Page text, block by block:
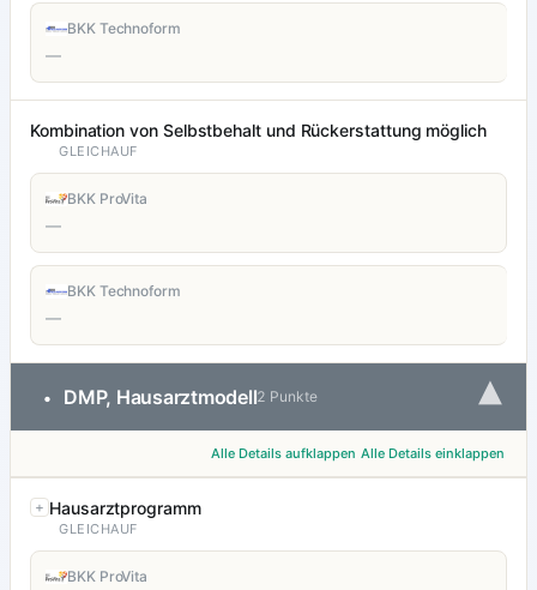
BKK Technoform
—
Kombination von Selbstbehalt und Rückerstattung möglich
GLEICHAUF
BKK ProVita
—
BKK Technoform
—
• DMP, Hausarztmodell2 Punkte ▾
Alle Details aufklappen Alle Details einklappen
Hausarztprogramm
GLEICHAUF
BKK ProVita